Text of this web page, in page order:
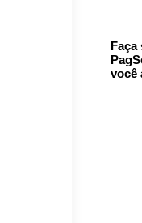
Faça
você